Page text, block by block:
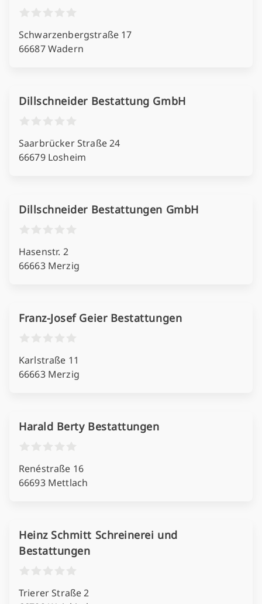
Schwarzenbergstraße 17
66687 Wadern
Dillschneider Bestattung GmbH
Saarbrücker Straße 24
66679 Losheim
Dillschneider Bestattungen GmbH
Hasenstr. 2
66663 Merzig
Franz-Josef Geier Bestattungen
Karlstraße 11
66663 Merzig
Harald Berty Bestattungen
Renéstraße 16
66693 Mettlach
Heinz Schmitt Schreinerei und
Bestattungen
Trierer Straße 2